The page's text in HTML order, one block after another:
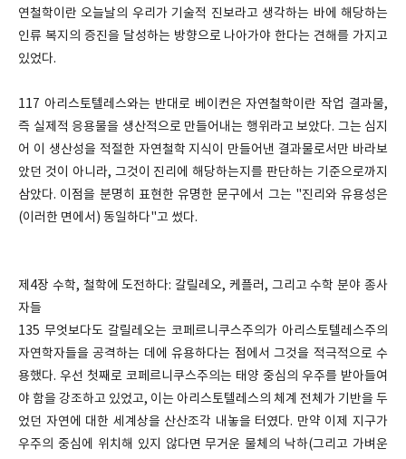
연철학이란 오늘날의 우리가 기술적 진보라고 생각하는 바에 해당하는
인류 복지의 증진을 달성하는 방향으로 나아가야 한다는 견해를 가지고
있었다.
117 아리스토텔레스와는 반대로 베이컨은 자연철학이란 작업 결과물,
즉 실제적 응용물을 생산적으로 만들어내는 행위라고 보았다. 그는 심지
어 이 생산성을 적절한 자연철학 지식이 만들어낸 결과물로서만 바라보
았던 것이 아니라, 그것이 진리에 해당하는지를 판단하는 기준으로까지
삼았다. 이점을 분명히 표현한 유명한 문구에서 그는 "진리와 유용성은
(이러한 면에서) 동일하다"고 썼다.
제4장 수학, 철학에 도전하다: 갈릴레오, 케플러, 그리고 수학 분야 종사
자들
135 무엇보다도 갈릴레오는 코페르니쿠스주의가 아리스토텔레스주의
자연학자들을 공격하는 데에 유용하다는 점에서 그것을 적극적으로 수
용했다. 우선 첫째로 코페르니쿠스주의는 태양 중심의 우주를 받아들여
야 함을 강조하고 있었고, 이는 아리스토텔레스의 체계 전체가 기반을 두
었던 자연에 대한 세계상을 산산조각 내놓을 터였다. 만약 이제 지구가
우주의 중심에 위치해 있지 않다면 무거운 물체의 낙하(그리고 가벼운